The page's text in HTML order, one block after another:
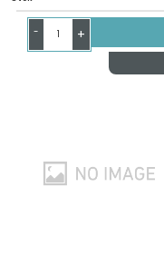
- +